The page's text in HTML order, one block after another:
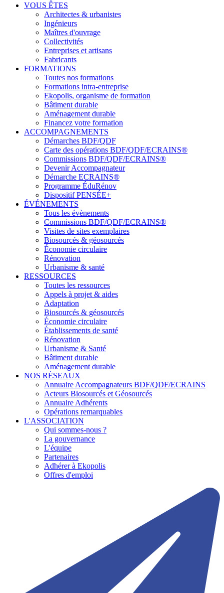
VOUS ÊTES
Architectes & urbanistes
Ingénieurs
Maîtres d'ouvrage
Collectivités
Entreprises et artisans
Fabricants
FORMATIONS
Toutes nos formations
Formations intra-entreprise
Ekopolis, organisme de formation
Bâtiment durable
Aménagement durable
Financez votre formation
ACCOMPAGNEMENTS
Démarches BDF/QDF
Carte des opérations BDF/QDF/ECRAINS®
Commissions BDF/QDF/ECRAINS®
Devenir Accompagnateur
Démarche ECRAINS®
Programme ÉduRénov
Dispositif PENSÉE+
ÉVÉNEMENTS
Tous les évènements
Commissions BDF/QDF/ECRAINS®
Visites de sites exemplaires
Biosourcés & géosourcés
Économie circulaire
Rénovation
Urbanisme & santé
RESSOURCES
Toutes les ressources
Appels à projet & aides
Adaptation
Biosourcés & géosourcés
Économie circulaire
Établissements de santé
Rénovation
Urbanisme & Santé
Bâtiment durable
Aménagement durable
NOS RÉSEAUX
Annuaire Accompagnateurs BDF/QDF/ECRAINS
Acteurs Biosourcés et Géosourcés
Annuaire Adhérents
Opérations remarquables
L'ASSOCIATION
Qui sommes-nous ?
La gouvernance
L'équipe
Partenaires
Adhérer à Ekopolis
Offres d'emploi